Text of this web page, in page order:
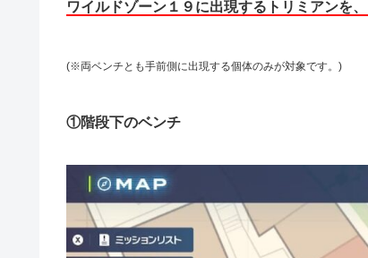
ワイルドゾーン１９に出現するトリミアンを
(※両ベンチとも手前側に出現する個体のみが対象です。)
①階段下のベンチ